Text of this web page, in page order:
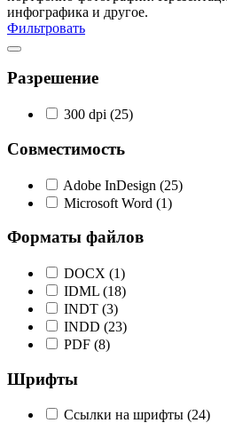
инфографика и другое.
Фильтровать
Разрешение
300 dpi (25)
Совместимость
Adobe InDesign (25)
Microsoft Word (1)
Форматы файлов
DOCX (1)
IDML (18)
INDT (3)
INDD (23)
PDF (8)
Шрифты
Ссылки на шрифты (24)